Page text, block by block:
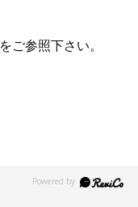
をご参照下さい。